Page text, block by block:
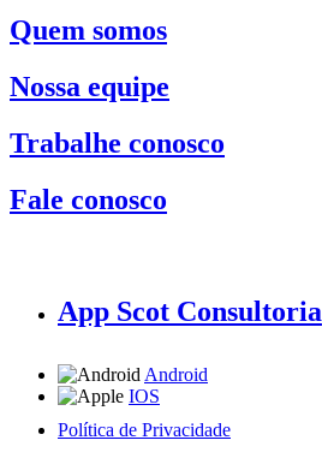
Quem somos
Nossa equipe
Trabalhe conosco
Fale conosco
App Scot Consultoria
Android
IOS
Política de Privacidade